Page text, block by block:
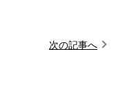
次の記事へ